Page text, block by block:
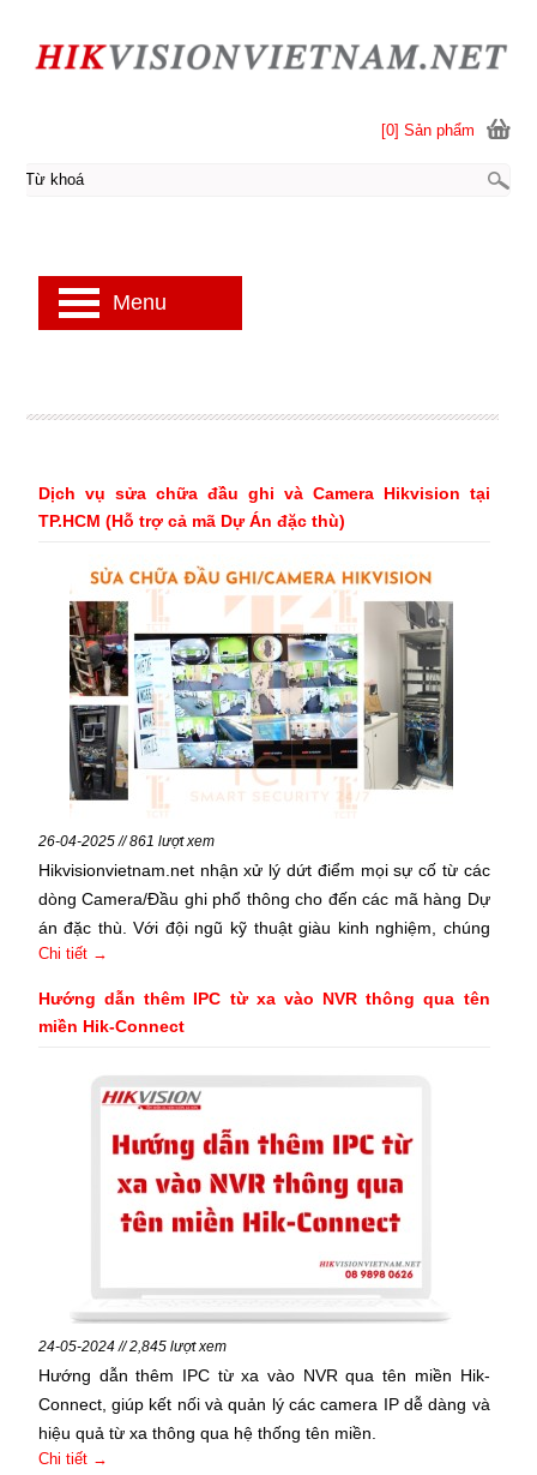
Dịch vụ sửa chữa đầu ghi và Camera Hikvision tại
TP.HCM (Hỗ trợ cả mã Dự Án đặc thù)
26-04-2025 // 861 lượt xem
Hikvisionvietnam.net nhận xử lý dứt điểm mọi sự cố từ các
dòng Camera/Đầu ghi phổ thông cho đến các mã hàng Dự
án đặc thù. Với đội ngũ kỹ thuật giàu kinh nghiệm, chúng
tôi cam kết khôi phục hệ thống an ninh của bạn trong thời
Chi tiết →
Hướng dẫn thêm IPC từ xa vào NVR thông qua tên
miền Hik-Connect
24-05-2024 // 2,845 lượt xem
Hướng dẫn thêm IPC từ xa vào NVR qua tên miền Hik-
Connect, giúp kết nối và quản lý các camera IP dễ dàng và
hiệu quả từ xa thông qua hệ thống tên miền.
Chi tiết →
[0] Sản phẩm
Menu